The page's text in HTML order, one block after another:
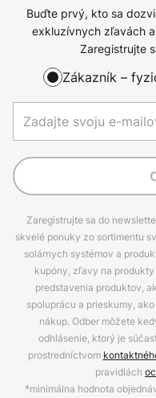
Buďte prvý, kto sa
exkluzívnych zľavách
Zaregistrujte
Zákazník –
Zaregistrujte sa do
skvelé ponuky zo sortimentu
solárnych systémov a
kupóny, zľavy na
predstavenia produktov,
spoluprácu a prieskumy,
nákup. Odber môžete
odhlásenie, ktorý je
prostredníctvom
pravidlách
*minimálna hodnota